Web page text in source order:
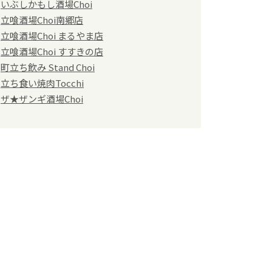
いぶしかもし酒場Choi
立喰酒場Choi南郷店
立喰酒場Choi まるやま店
立喰酒場Choi すすきの店
町立ち飲み Stand Choi
立ち食い焼肉Tocchi
ザ★ザンギ酒場Choi